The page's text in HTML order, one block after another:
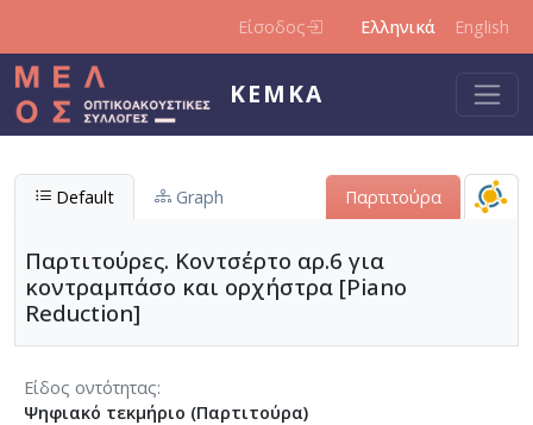
Είσοδος Ελληνικά English
ΚΕΜΚΑ
Default Graph Παρτιτούρα
Παρτιτούρες. Κοντσέρτο αρ.6 για
κοντραμπάσο και ορχήστρα [Piano
Reduction]
Είδος οντότητας
Ψηφιακό τεκμήριο (Παρτιτούρα)